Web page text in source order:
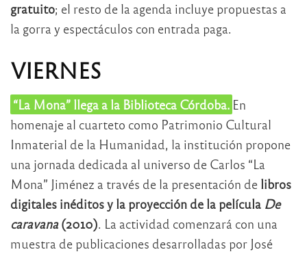
gratuito; el resto de la agenda incluye propuestas a
la gorra y espectáculos con entrada paga.
VIERNES
“La Mona” llega a la Biblioteca Córdoba. En
homenaje al cuarteto como Patrimonio Cultural
Inmaterial de la Humanidad, la institución propone
una jornada dedicada al universo de Carlos “La
Mona” Jiménez a través de la presentación de libros
digitales inéditos y la proyección de la película De
caravana(2010). La actividad comenzará con una
muestra de publicaciones desarrolladas por José